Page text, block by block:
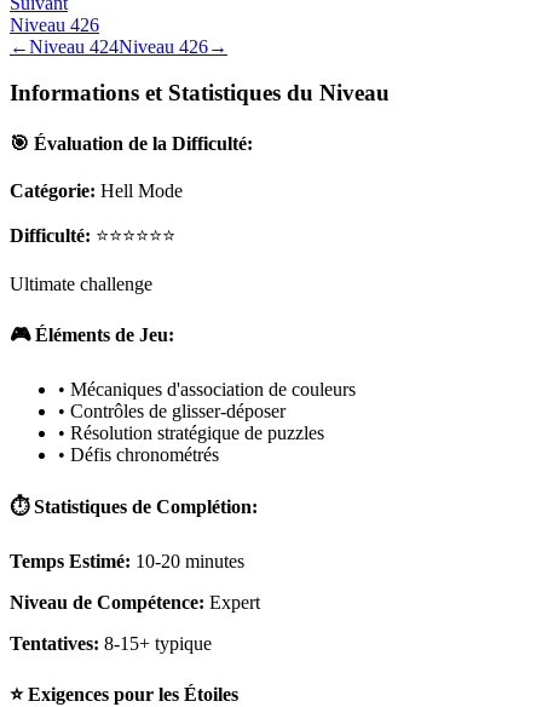
Niveau 426
←Niveau 424Niveau 426→
Informations et Statistiques du Niveau
🎯 Évaluation de la Difficulté:
Catégorie: Hell Mode
Difficulté: ⭐⭐⭐⭐⭐⭐
Ultimate challenge
🎮 Éléments de Jeu:
• Mécaniques d'association de couleurs
• Contrôles de glisser-déposer
• Résolution stratégique de puzzles
• Défis chronométrés
⏱️ Statistiques de Complétion:
Temps Estimé: 10-20 minutes
Niveau de Compétence: Expert
Tentatives: 8-15+ typique
⭐ Exigences pour les Étoiles